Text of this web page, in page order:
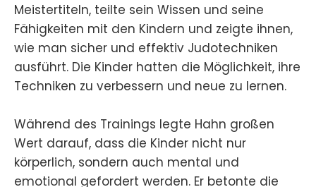
Meistertiteln, teilte sein Wissen und seine
Fähigkeiten mit den Kindern und zeigte ihnen,
wie man sicher und effektiv Judotechniken
ausführt. Die Kinder hatten die Möglichkeit, ihre
Techniken zu verbessern und neue zu lernen.
Während des Trainings legte Hahn großen
Wert darauf, dass die Kinder nicht nur
körperlich, sondern auch mental und
emotional gefordert werden. Er betonte die